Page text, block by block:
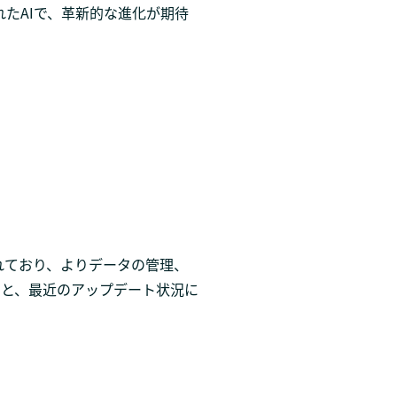
AIで、革新的な進化が期待
おり、よりデータの管理、
、最近のアップデート状況に